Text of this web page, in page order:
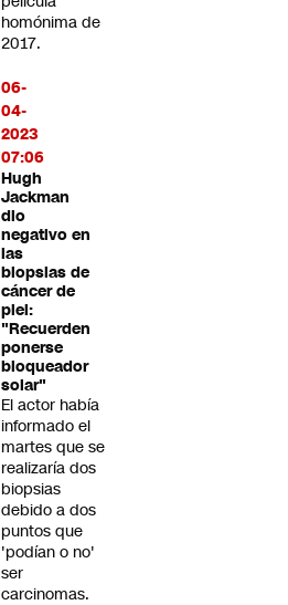
homónima de
2017.
06-
04-
2023
07:06
Hugh
Jackman
dio
negativo en
las
biopsias de
cáncer de
piel:
"Recuerden
ponerse
bloqueador
solar"
El actor había
informado el
martes que se
realizaría dos
biopsias
debido a dos
puntos que
'podían o no'
ser
carcinomas.